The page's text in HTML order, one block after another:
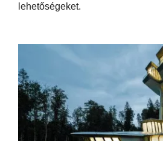
lehetőségeket.